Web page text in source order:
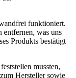
funktioniert.
was uns
Produkts bestätigt
mussten,
Hersteller sowie